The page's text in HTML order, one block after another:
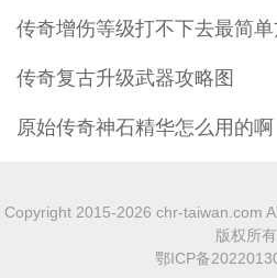
传奇增伤等级打不下去最简
传奇复古升级武器攻略图
原始传奇神石精华怎么用的啊
Copyright 2015-2026 chr-taiwan.com
版权所有
鄂ICP备